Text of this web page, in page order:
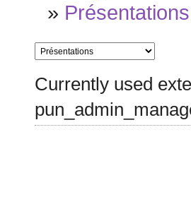
» Présentations
Currently used